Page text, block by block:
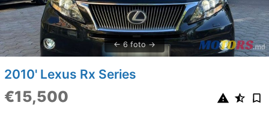
6 foto
2010' Lexus Rx Series
€15,500